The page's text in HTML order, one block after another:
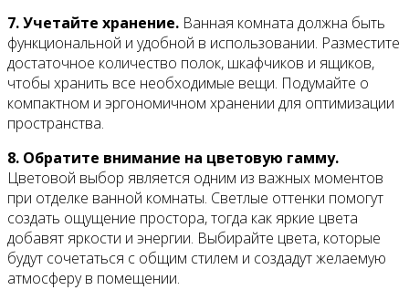
7. Учетайте хранение. Ванная комната должна быть
функциональной и удобной в использовании. Разместите
достаточное количество полок, шкафчиков и ящиков,
чтобы хранить все необходимые вещи. Подумайте о
компактном и эргономичном хранении для оптимизации
пространства.
8. Обратите внимание на цветовую гамму.
Цветовой выбор является одним из важных моментов
при отделке ванной комнаты. Светлые оттенки помогут
создать ощущение простора, тогда как яркие цвета
добавят яркости и энергии. Выбирайте цвета, которые
будут сочетаться с общим стилем и создадут желаемую
атмосферу в помещении.